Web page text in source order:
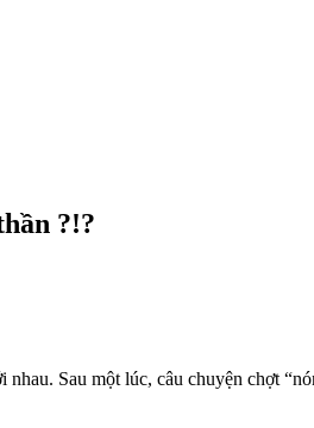
?!?
Sau một lúc, câu chuyện chợt